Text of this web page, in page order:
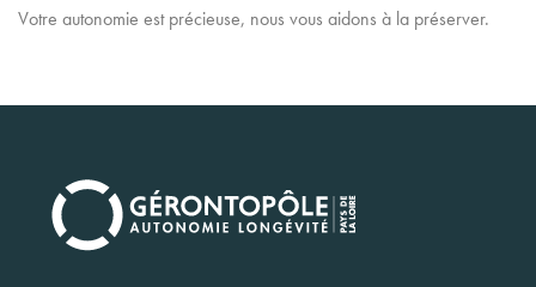
Votre autonomie est précieuse, nous vous aidons à la préserver.